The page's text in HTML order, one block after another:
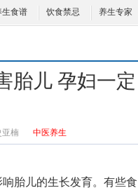
生食谱 饮食禁忌 养生专家
胎儿 孕妇一定
亚楠 中医养生
胎儿的生长发育。有些食